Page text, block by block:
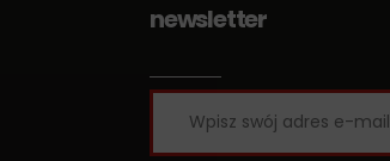
newsletter